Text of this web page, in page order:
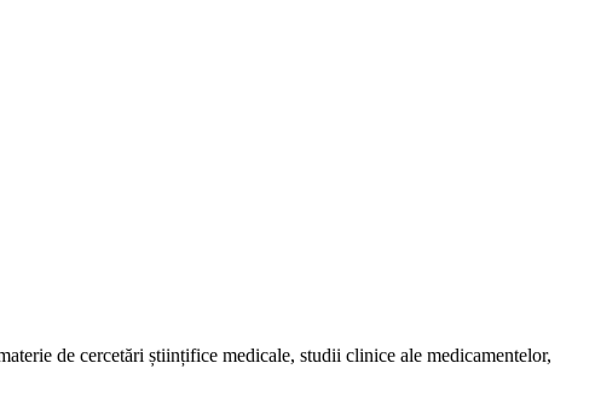
de cercetări științifice medicale, studii clinice ale medicamentelor,